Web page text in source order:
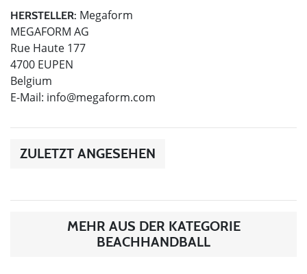
HERSTELLER: Megaform
MEGAFORM AG
Rue Haute 177
4700 EUPEN
Belgium
E-Mail: info@megaform.com
ZULETZT ANGESEHEN
MEHR AUS DER KATEGORIE
BEACHHANDBALL